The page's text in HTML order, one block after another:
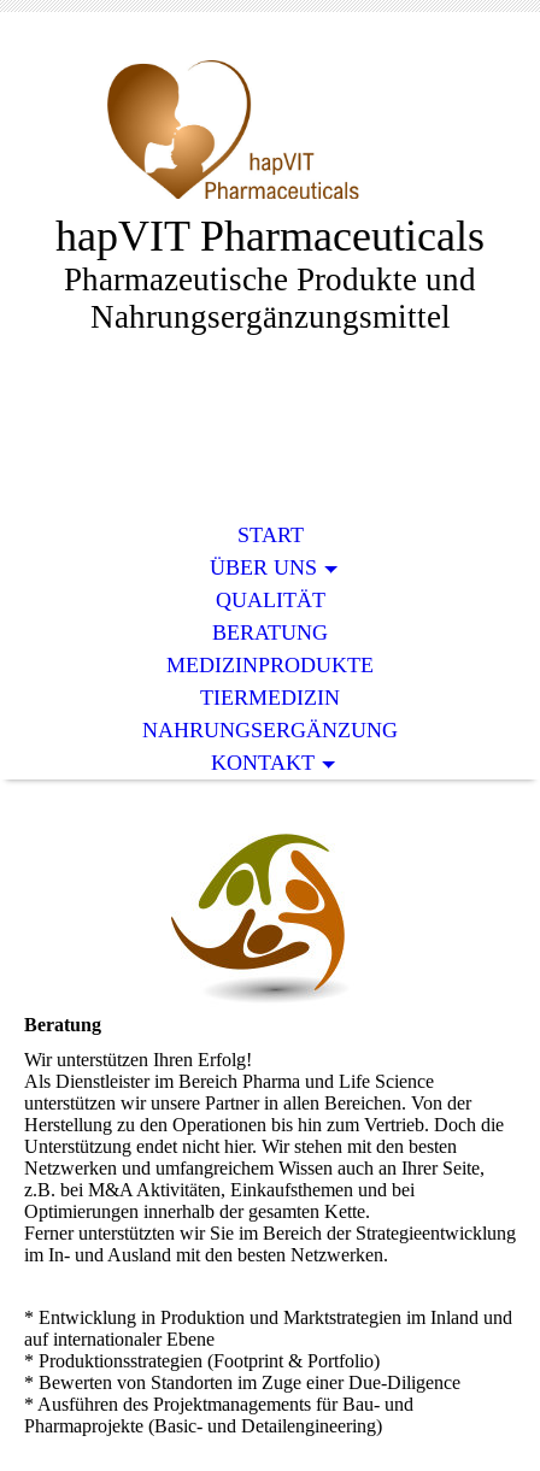
hapVIT Pharmaceuticals
Pharmazeutische Produkte und
Nahrungsergänzungsmittel
START
ÜBER UNS
QUALITÄT
BERATUNG
MEDIZINPRODUKTE
TIERMEDIZIN
NAHRUNGSERGÄNZUNG
KONTAKT
Beratung
Wir unterstützen Ihren Erfolg!
Als Dienstleister im Bereich Pharma und Life Science
unterstützen wir unsere Partner in allen Bereichen. Von der
Herstellung zu den Operationen bis hin zum Vertrieb. Doch die
Unterstützung endet nicht hier. Wir stehen mit den besten
Netzwerken und umfangreichem Wissen auch an Ihrer Seite,
z.B. bei M&A Aktivitäten, Einkaufsthemen und bei
Optimierungen innerhalb der gesamten Kette.
Ferner unterstützten wir Sie im Bereich der Strategieentwicklung
im In- und Ausland mit den besten Netzwerken.
* Entwicklung in Produktion und Marktstrategien im Inland und
auf internationaler Ebene
* Produktionsstrategien (Footprint & Portfolio)
* Bewerten von Standorten im Zuge einer Due-Diligence
* Ausführen des Projektmanagements für Bau- und
Pharmaprojekte (Basic- und Detailengineering)